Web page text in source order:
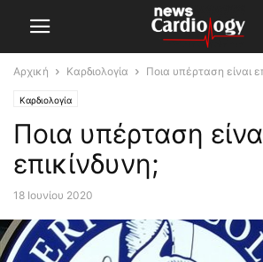
Αρχική Καρδιολογία Ποια υπέρταση είναι
Καρδιολογία
Ποια υπέρταση
επικίνδυνη;
18 Ιουνίου 2020